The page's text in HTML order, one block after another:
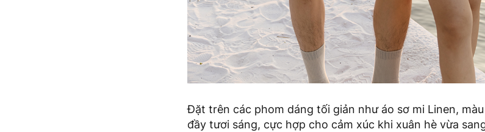
Đặt trên các phom dáng tối giản như áo sơ mi Linen,
đầy tươi sáng, cực hợp cho cảm xúc khi xuân hè vừa